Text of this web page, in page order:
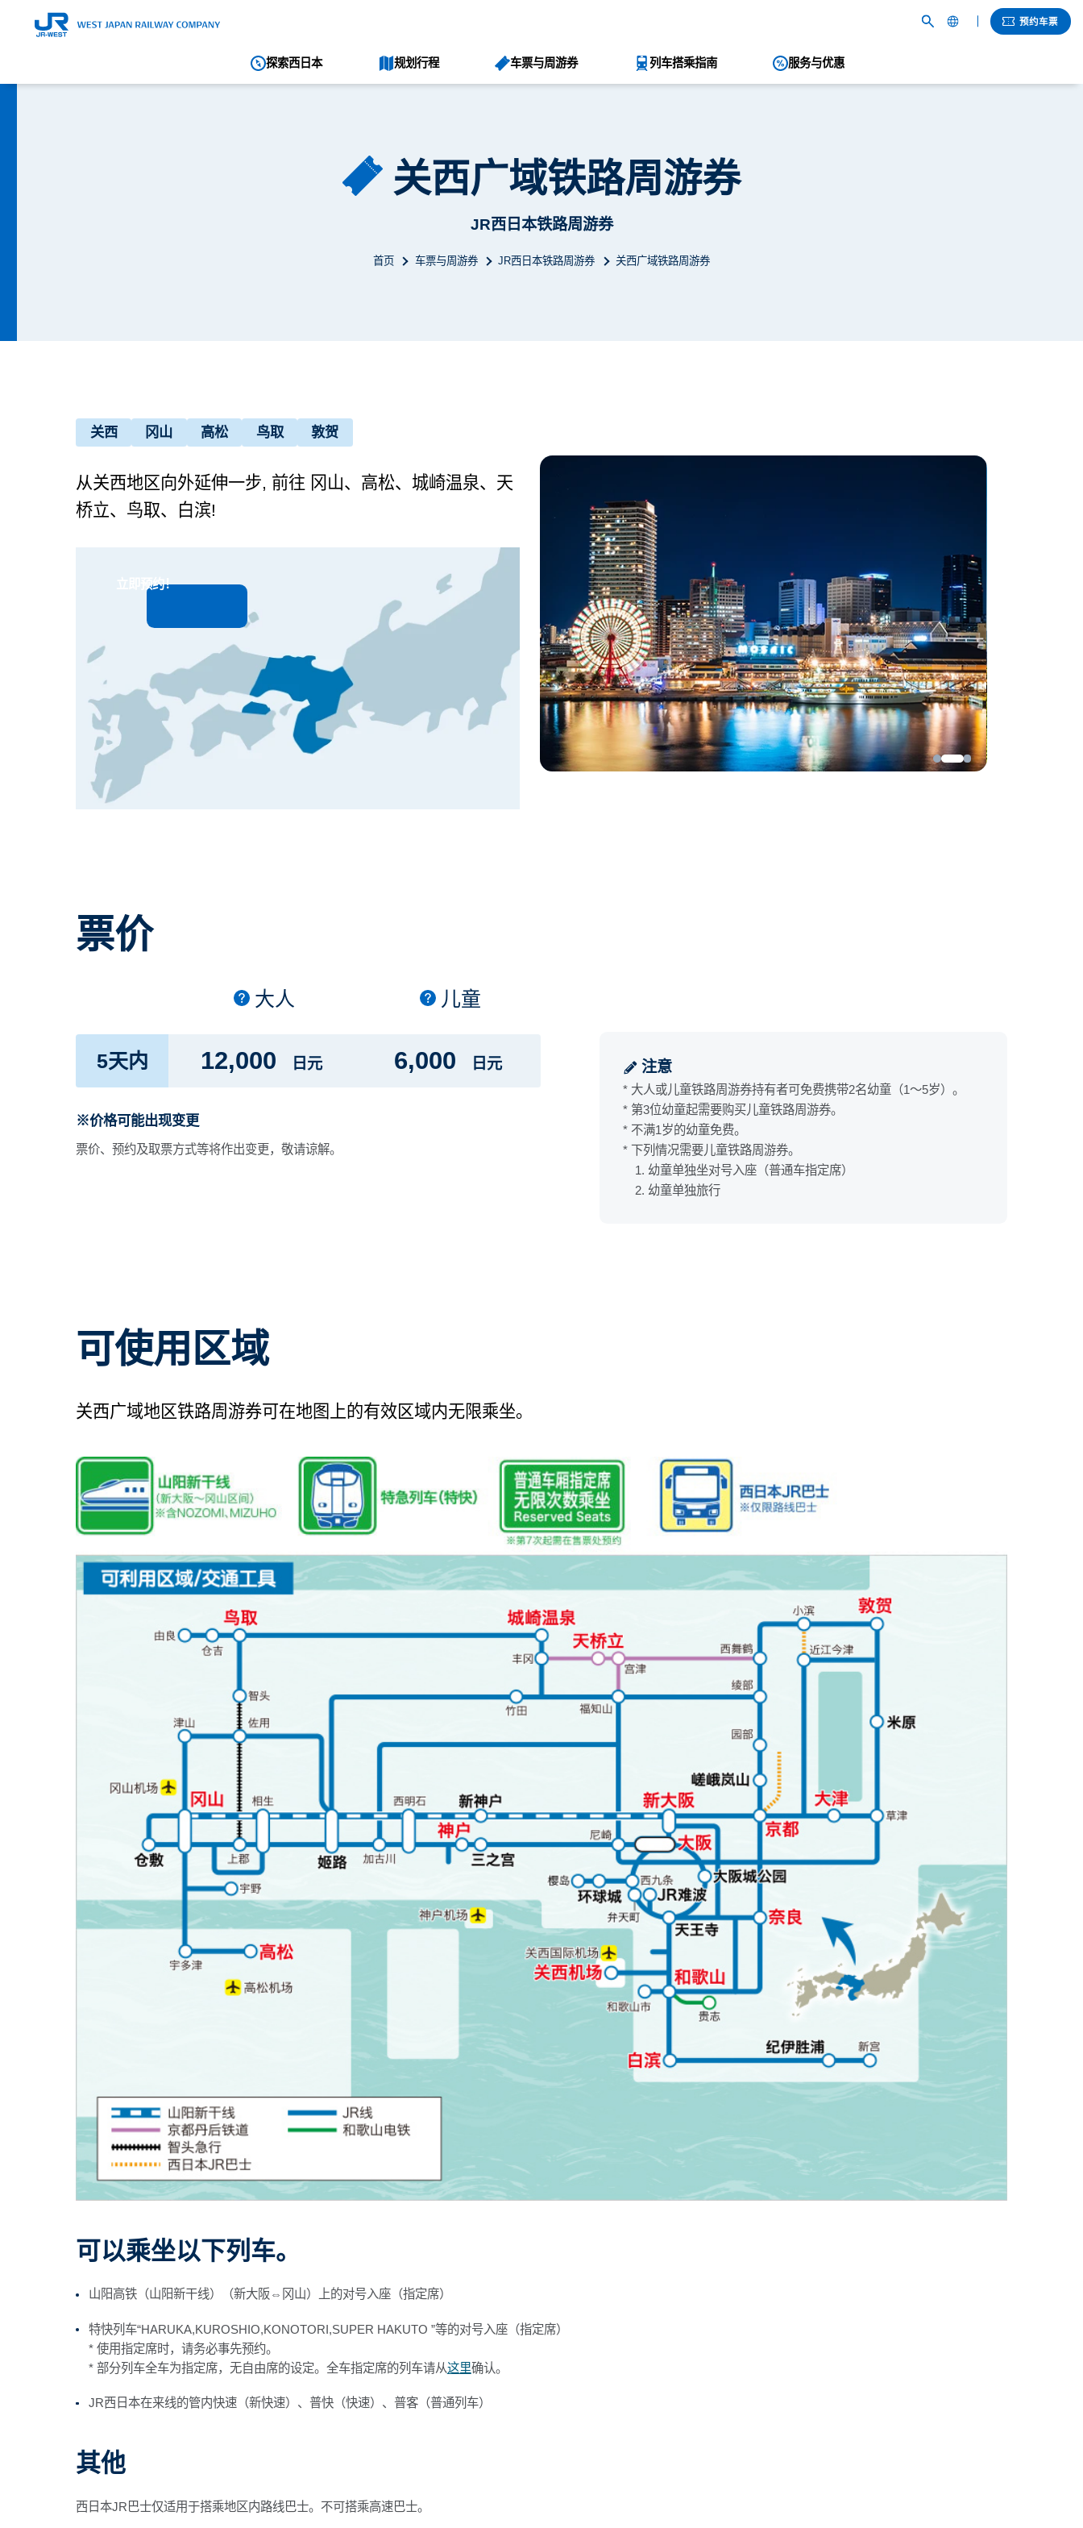
预约车票
探索西日本 规划行程 车票与周游券 列车搭乘指南 服务与优惠
关西广域铁路周游券
JR西日本铁路周游券
首页 车票与周游券 JR西日本铁路周游券 关西广域铁路周游券
关西 冈山 高松 鸟取 敦贺
从关西地区向外延伸一步, 前往 冈山、高松、城崎温泉、天
桥立、鸟取、白滨!
立即预约！
票价
大人 儿童
5天内 12,000 日元 6,000 日元
※价格可能出现变更
票价、预约及取票方式等将作出变更，敬请谅解。
注意
* 大人或儿童铁路周游券持有者可免费携带2名幼童（1～5岁）。
* 第3位幼童起需要购买儿童铁路周游券。
* 不满1岁的幼童免费。
* 下列情况需要儿童铁路周游券。
1. 幼童单独坐对号入座（普通车指定席）
2. 幼童单独旅行
可使用区域
关西广域地区铁路周游券可在地图上的有效区域内无限乘坐。
可以乘坐以下列车。
山阳高铁（山阳新干线）（新大阪⇔冈山）上的对号入座（指定席）
特快列车“HARUKA,KUROSHIO,KONOTORI,SUPER HAKUTO ”等的对号入座（指定席）
* 使用指定席时，请务必事先预约。
* 部分列车全车为指定席，无自由席的设定。全车指定席的列车请从这里确认。
JR西日本在来线的管内快速（新快速）、普快（快速）、普客（普通列车）
其他
西日本JR巴士仅适用于搭乘地区内路线巴士。不可搭乘高速巴士。